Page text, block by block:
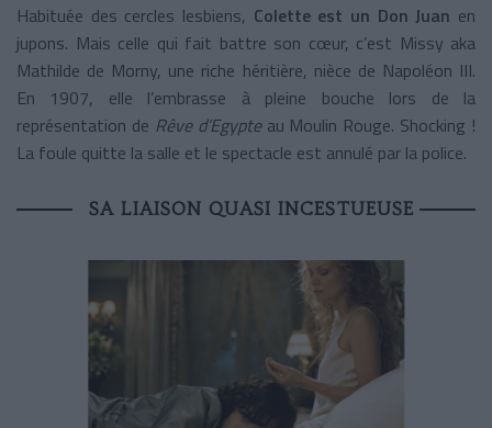
Habituée des cercles lesbiens, Colette est un Don Juan en
jupons. Mais celle qui fait battre son cœur, c’est Missy aka
Mathilde de Morny, une riche héritière, nièce de Napoléon III.
En 1907, elle l’embrasse à pleine bouche lors de la
représentation de Rêve d’Egypteau Moulin Rouge. Shocking !
La foule quitte la salle et le spectacle est annulé par la police.
SA LIAISON QUASI INCESTUEUSE